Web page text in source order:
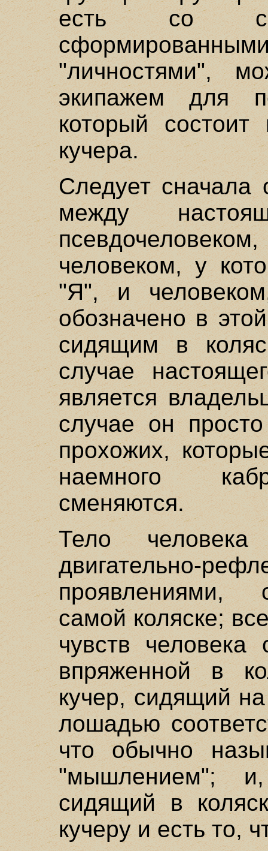
есть со
"личностями",
экипажем для
который
кучера.
Следует сначала
между
человеком, у
"Я", и
обозначено в
сидящим в
случае
является
случае он
прохожих,
наемного
сменяются.
Тело
двигательно-
проявлениями,
самой коляске;
чувств человека
впряженной в
кучер, сидящий
лошадью
что обычно
"мышлением";
сидящий в
кучеру и есть то,